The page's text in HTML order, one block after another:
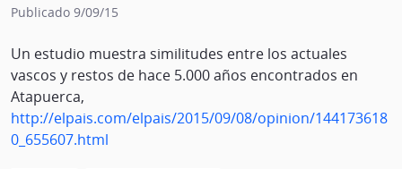
Publicado 9/09/15
Un estudio muestra similitudes entre los actuales
vascos y restos de hace 5.000 años encontrados en
Atapuerca,
http://elpais.com/elpais/2015/09/08/opinion/144173618
0_655607.html